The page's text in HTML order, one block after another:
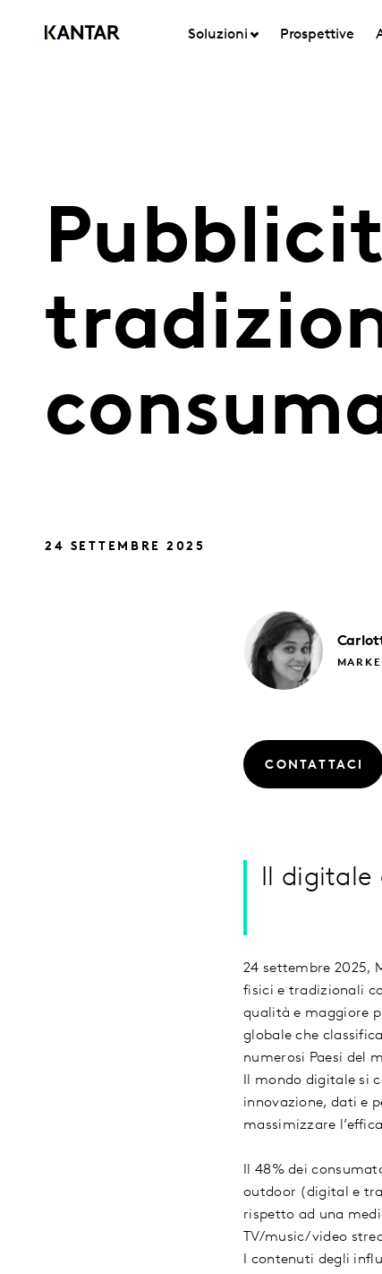
Soluzioni Prospettive
24 SETTEMBRE 2025
CONTATTACI
Il digitale
24 settembre 2025,
fisici e tradizionali
qualità e maggiore
globale che
numerosi Paesi del
Il mondo digitale si
innovazione, dati e
massimizzare
Il 48% dei
outdoor (digital e
rispetto ad una
TV/music/video
I contenuti degli